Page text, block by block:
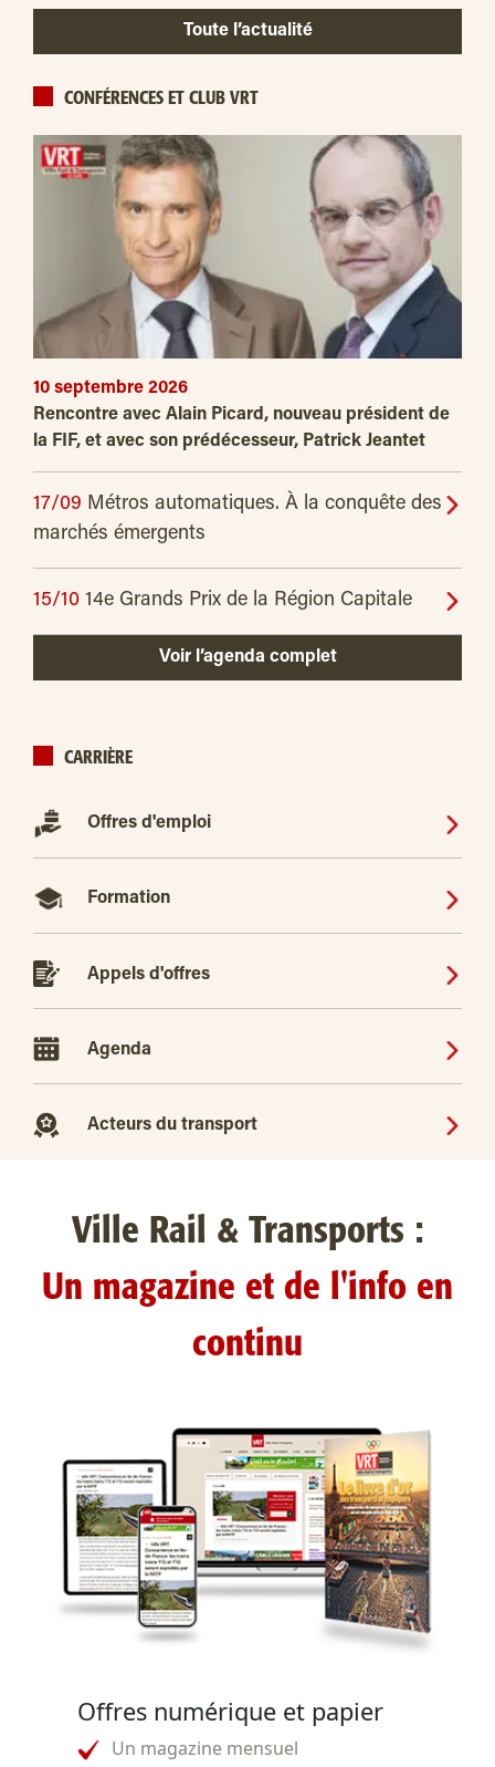
Toute l’actualité
CONFÉRENCES ET CLUB VRT
10 septembre 2026
Rencontre avec Alain Picard, nouveau président de
la FIF, et avec son prédécesseur, Patrick Jeantet
17/09 Métros automatiques. À la conquête des
marchés émergents
15/10 14e Grands Prix de la Région Capitale
Voir l’agenda complet
CARRIÈRE
Offres d'emploi
Formation
Appels d'offres
Agenda
Acteurs du transport
Ville Rail & Transports :
Un magazine et de l'info en
continu
Offres numérique et papier
Un magazine mensuel